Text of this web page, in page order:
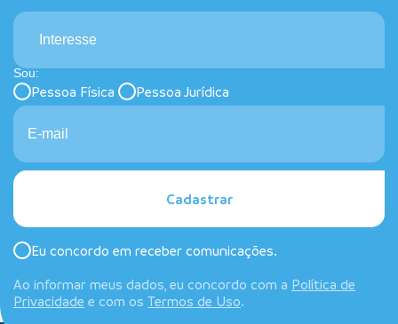
Interesse
Sou:
Pessoa Física Pessoa Jurídica
Cadastrar
Eu concordo em receber comunicações.
Ao informar meus dados, eu concordo com a Política de
Privacidade e com os Termos de Uso.